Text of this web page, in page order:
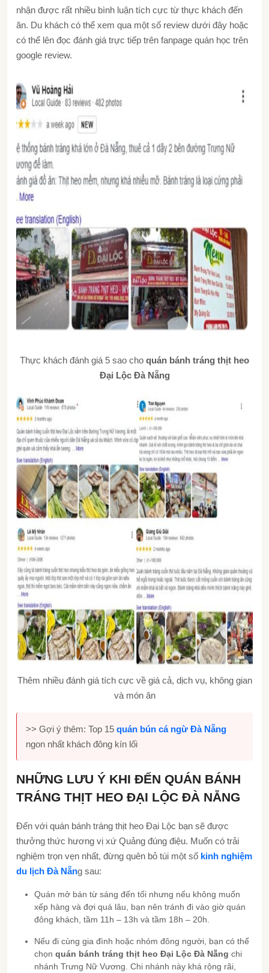
nhận được rất nhiều bình luận tích cực từ thực khách đến
ăn. Du khách có thể xem qua một số review dưới đây hoặc
có thể lên đọc đánh giá trực tiếp trên fanpage quán học trên
google review.
Thực khách đánh giá 5 sao cho quán bánh tráng thịt heo
Đại Lộc Đà Nẵng
Thêm nhiều đánh giá tích cực về giá cả, dịch vụ, không gian
và món ăn
>> Gợi ý thêm: Top 15 quán bún cá ngừ Đà Nẵng
ngon nhất khách đông kín lối
NHỮNG LƯU Ý KHI ĐẾN QUÁN BÁNH
TRÁNG THỊT HEO ĐẠI LỘC ĐÀ NẴNG
Đến với quán bánh tráng thịt heo Đại Lộc bạn sẽ được
thưởng thức hương vị xứ Quảng đúng điệu. Muốn có trải
nghiệm trọn vẹn nhất, đừng quên bỏ túi một số kinh nghiệm
du lịch Đà Nẵng sau:
Quán mở bán từ sáng đến tối nhưng nếu không muốn
xếp hàng và đợi quá lâu, bạn nên tránh đi vào giờ quán
đông khách, tầm 11h – 13h và tầm 18h – 20h.
Nếu đi cùng gia đình hoặc nhóm đông người, bạn có thể
chọn quán bánh tráng thịt heo Đại Lộc Đà Nẵng chi
nhánh Trưng Nữ Vương. Chi nhánh này khá rộng rãi,